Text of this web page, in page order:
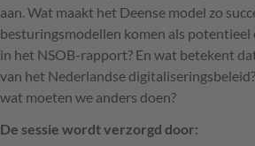
aan. Wat maakt het Deense model zo
besturingsmodellen komen als potentieel
in het NSOB-rapport? En wat betekent
van het Nederlandse
wat moeten we anders doen?
De sessie wordt verzorgd door: